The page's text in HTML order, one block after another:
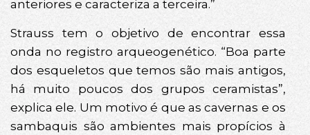
anteriores e caracteriza a terceira.”
Strauss tem o objetivo de encontrar essa
onda no registro arqueogenético. “Boa parte
dos esqueletos que temos são mais antigos,
há muito poucos dos grupos ceramistas”,
explica ele. Um motivo é que as cavernas e os
sambaquis são ambientes mais propícios à